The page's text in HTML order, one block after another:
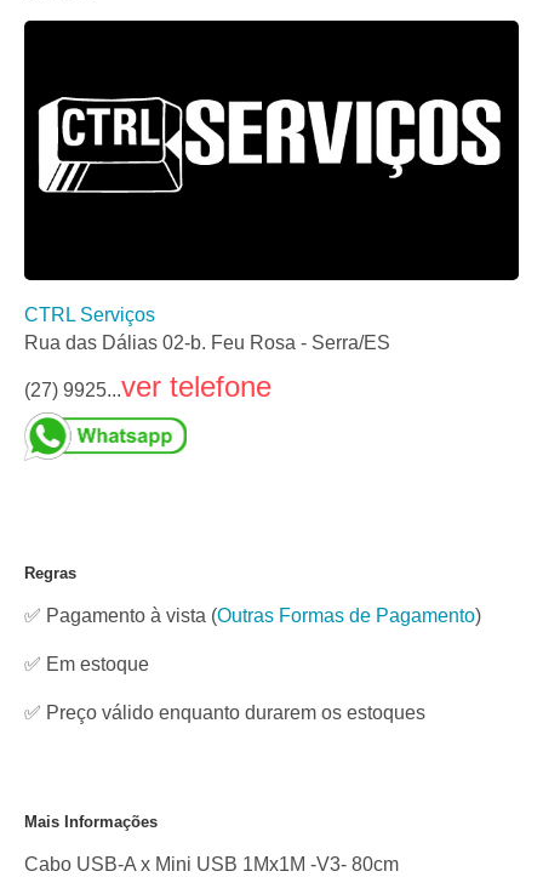
CTRL Serviços
Rua das Dálias 02-b. Feu Rosa - Serra/ES
(27) 9925...ver telefone
Regras
✅ Pagamento à vista (Outras Formas de Pagamento)
✅ Em estoque
✅ Preço válido enquanto durarem os estoques
Mais Informações
Cabo USB-A x Mini USB 1Mx1M -V3- 80cm